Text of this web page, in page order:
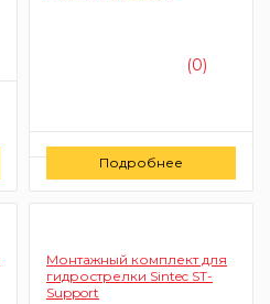
(0)
Заказать
Подробнее
Монтажный комплект для
гидрострелки Sintec ST-
Support